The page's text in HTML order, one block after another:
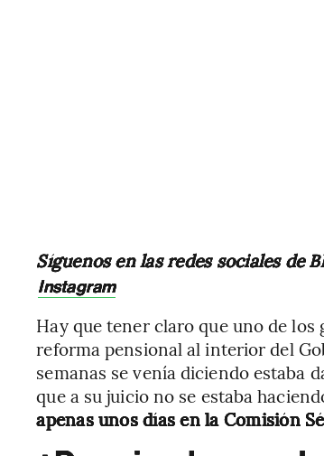
Síguenos en las redes sociales de
Instagram
Hay que tener claro que uno de los
reforma pensional al interior del
semanas se venía diciendo estaba
que a su juicio no se estaba
apenas unos días en la Comisión